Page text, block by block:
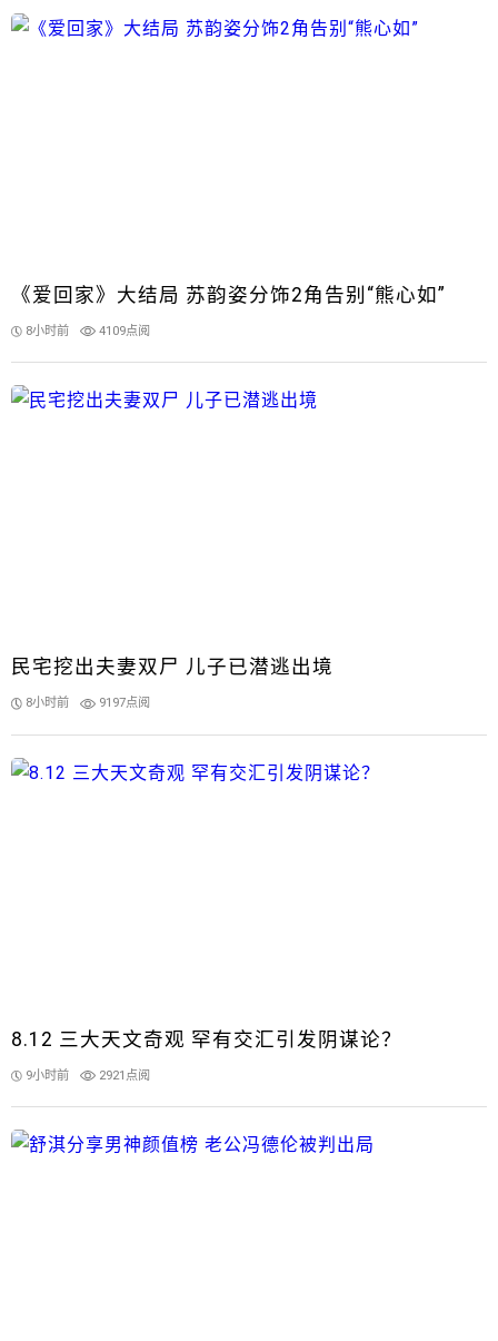
《爱回家》大结局 苏韵姿分饰2角告别“熊心如”
8小时前 4109点阅
民宅挖出夫妻双尸 儿子已潜逃出境
8小时前 9197点阅
8.12 三大天文奇观 罕有交汇引发阴谋论？
9小时前 2921点阅